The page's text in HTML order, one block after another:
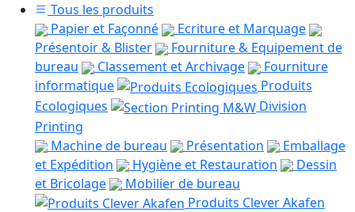
Tous les produits
Papier et Façonné
Ecriture et Marquage
Présentoir & Blister
Fourniture & Equipement de
bureau
Classement et Archivage
Fourniture
informatique
Produits
Ecologiques
Division
Printing
Machine de bureau
Présentation
Emballage
et Expédition
Hygiène et Restauration
Dessin
et Bricolage
Mobilier de bureau
Produits Clever Akafen